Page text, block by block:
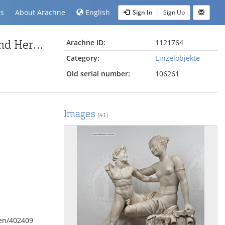
About Arachne English Sign In Sign Up
Statue einer Hermaphrodite aus der Gruppe Satyr und Hermaphrodite Arachne ID:
1121764
Category:
Einzelobjekte
Old serial number:
106261
402409
Images (41)